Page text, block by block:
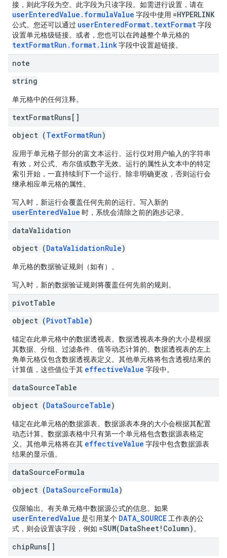
接，则此字段为空。此字段为只读字段。如需进行设置，请在
userEnteredValue.formulaValue 字段中使用 =HYPERLINK
公式。您还可以通过 userEnteredFormat.textFormat字段
设置单元格级链接。或者，您也可以在跨越整个单元格的
textFormatRun.format.link字段中设置超链接。
note
string
单元格中的任何注释。
textFormatRuns[]
object (TextFormatRun)
应用于单元格子部分的富文本运行。运行仅对用户输入的字符串
有效，对公式、布尔值或数字无效。运行的属性从文本中的特定
索引开始，一直持续到下一个运行。除非明确更改，否则运行会
继承相应单元格的属性。
写入时，新运行会覆盖任何先前的运行。写入新的
userEnteredValue 时，系统会清除之前的跑步记录。
dataValidation
object (DataValidationRule)
单元格的数据验证规则（如有）。
写入时，新的数据验证规则将覆盖任何先前的规则。
pivotTable
object (PivotTable)
锚定在此单元格中的数据透视表。数据透视表本身的大小是根据
其数据、分组、过滤条件、值等动态计算的。数据透视表的左上
角单元格仅包含数据透视表定义。其他单元格将包含透视结果的
计算值，这些值位于其 effectiveValue 字段中。
dataSourceTable
object (DataSourceTable)
锚定在此单元格的数据源表。数据源表本身的大小会根据其配置
动态计算。数据源表格中只有第一个单元格包含数据源表格定
义。其他单元格将在其 effectiveValue 字段中包含数据源表
结果的显示值。
dataSourceFormula
object (DataSourceFormula)
仅限输出。有关单元格中数据源公式的信息。如果
userEnteredValue 是引用某个 DATA_SOURCE 工作表的公
式，则会设置该字段，例如 =SUM(DataSheet!Column) 。
chipRuns[]